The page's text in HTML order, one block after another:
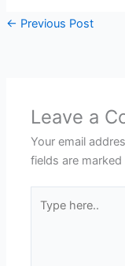
← Previous Post
Leave a
Your email
fields are marked
here..